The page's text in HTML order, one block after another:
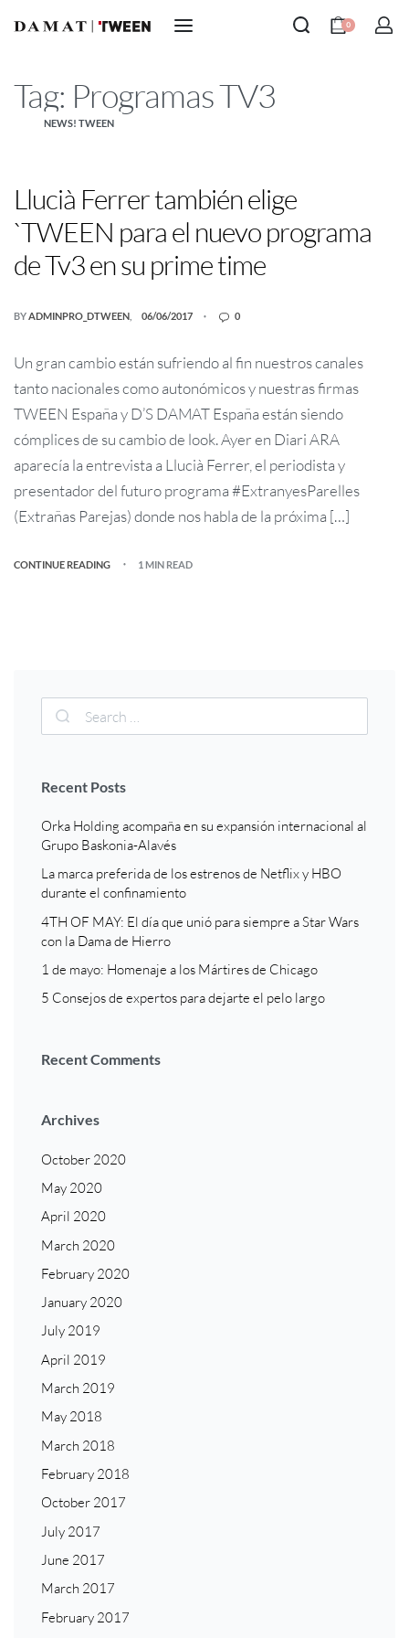
0
Tag: Programas TV3
NEWS! TWEEN
Llucià Ferrer también elige
`TWEEN para el nuevo programa
de Tv3 en su prime time
BYADMINPRO_DTWEEN 06/06/2017 0
Un gran cambio están sufriendo al fin nuestros canales
tanto nacionales como autonómicos y nuestras firmas
TWEEN España y D’S DAMAT España están siendo
cómplices de su cambio de look. Ayer en Diari ARA
aparecía la entrevista a Llucià Ferrer, el periodista y
presentador del futuro programa #ExtranyesParelles
(Extrañas Parejas) donde nos habla de la próxima […]
CONTINUE READING 1 MIN READ
Recent Posts
Orka Holding acompaña en su expansión internacional al
Grupo Baskonia-Alavés
La marca preferida de los estrenos de Netflix y HBO
durante el confinamiento
4TH OF MAY: El día que unió para siempre a Star Wars
con la Dama de Hierro
1 de mayo: Homenaje a los Mártires de Chicago
5 Consejos de expertos para dejarte el pelo largo
Recent Comments
Archives
October 2020
May 2020
April 2020
March 2020
February 2020
January 2020
July 2019
April 2019
March 2019
May 2018
March 2018
February 2018
October 2017
July 2017
June 2017
March 2017
February 2017